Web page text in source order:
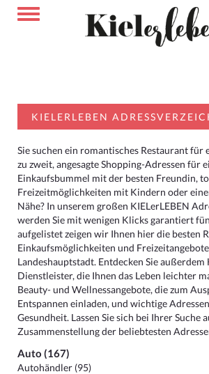
KIELERLEBEN
Sie suchen ein romantisches Restaurant für
zu zweit, angesagte Shopping-Adressen für
Einkaufsbummel mit der besten Freundin,
Freizeitmöglichkeiten mit Kindern oder
Nähe? In unserem großen KIELerLEBEN
werden Sie mit wenigen Klicks garantiert
aufgelistet zeigen wir Ihnen hier die besten
Einkaufsmöglichkeiten und
Landeshauptstadt. Entdecken Sie
Dienstleister, die Ihnen das Leben leichter
Beauty- und Wellnessangebote, die zum
Entspannen einladen, und wichtige
Gesundheit. Lassen Sie sich bei Ihrer Suche
Zusammenstellung der beliebtesten
Auto (167)
Autohändler (95)